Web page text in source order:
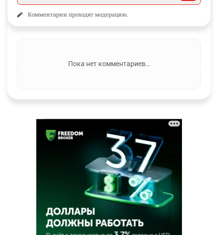
Комментарии проходят модерацию.
Пока нет комментариев…